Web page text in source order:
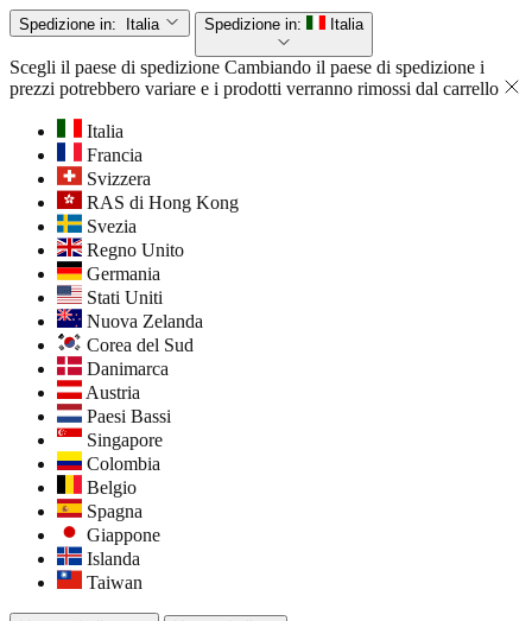
Spedizione in: Italia Spedizione in: Italia
Scegli il paese di spedizione Cambiando il paese di spedizione i
prezzi potrebbero variare e i prodotti verranno rimossi dal carrello
Italia
Francia
Svizzera
RAS di Hong Kong
Svezia
Regno Unito
Germania
Stati Uniti
Nuova Zelanda
Corea del Sud
Danimarca
Austria
Paesi Bassi
Singapore
Colombia
Belgio
Spagna
Giappone
Islanda
Taiwan